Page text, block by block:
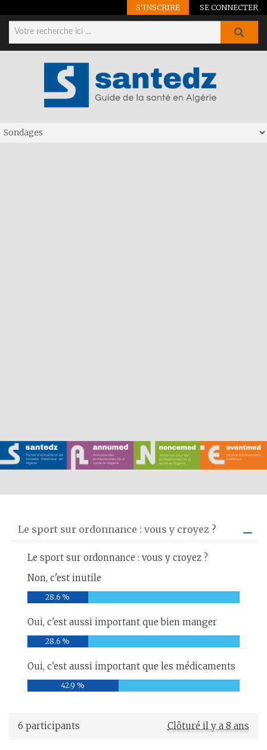
S'INSCRIRE SE CONNECTER
Le sport sur ordonnance : vous y croyez ?
Le sport sur ordonnance : vous y croyez ?
Non, c'est inutile
28.6 %
Oui, c'est aussi important que bien manger
28.6 %
Oui, c'est aussi important que les médicaments
42.9 %
Clôturé il y a 8 ans
6 participants